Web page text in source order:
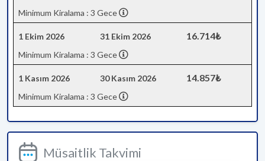
Minimum Kiralama : 3 Gece
1 Ekim 2026 31 Ekim 2026 16.714₺
Minimum Kiralama : 3 Gece
1 Kasım 2026 30 Kasım 2026 14.857₺
Minimum Kiralama : 3 Gece
Müsaitlik Takvimi